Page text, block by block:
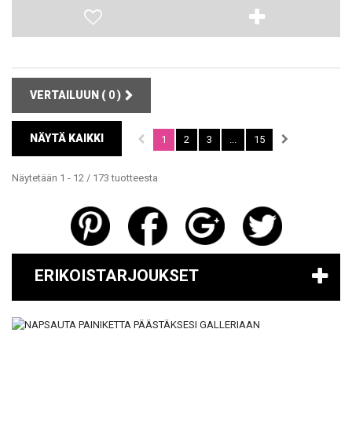
VERTAILUUN ( 0)
NÄYTÄ KAIKKI 1 2 3 15
Näytetään 1 - 12 / 173 tuotteesta
ERIKOISTARJOUKSET